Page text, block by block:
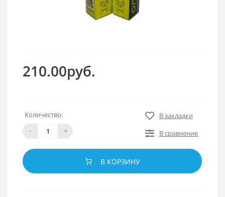
210.00руб.
Количество:
-
+
В закладки
В сравнение
В КОРЗИНУ